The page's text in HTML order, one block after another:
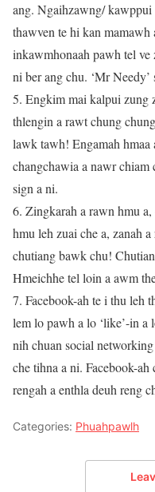
ang. Ngaihzawng/ kawppui
thawven te hi kan
inkawmhonaah pawh tel ve
ni ber ang chu. ‘Mr Needy’
5. Engkim mai kalpui zung
thlengin a rawt chung
lawk tawh! Engamah
changchawia a nawr chiam
sign a ni.
6. Zingkarah a rawn hmu
hmu leh zuai che a, zanah
chutiang bawk chu!
Hmeichhe tel loin a awm
7. Facebook-ah te i thu leh
lem lo pawh a lo ‘like’-in a
nih chuan social
che tihna a ni. Facebook-
rengah a enthla deuh reng
Categories: Phuahpawlh